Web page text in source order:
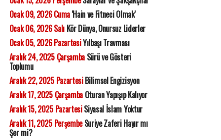
Ocak 09, 2026 Cuma'Hain ve Fitneci Olmak'
Ocak 06, 2026 SalıKör Dünya, Onursuz Liderler
Ocak 05, 2026 PazartesiYılbaşı Travması
Aralık 24, 2025 ÇarşambaSürü ve Gösteri
Toplumu
Aralık 22, 2025 PazartesiBilimsel Engizisyon
Aralık 17, 2025 ÇarşambaOturan Yapışıp Kalıyor
Aralık 15, 2025 PazartesiSiyasal İslam Yoktur
Aralık 11, 2025 PerşembeSuriye Zaferi Hayır mı
Şer mi?